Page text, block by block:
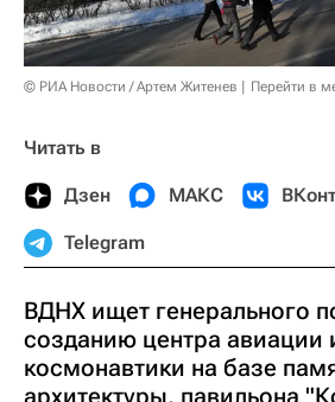
© РИА Новости / Артем Житенев Перейти в
Читать в
Дзен МАКС
Telegram
ВДНХ ищет генерального
созданию центра авиации
космонавтики на базе
архитектуры, павильона